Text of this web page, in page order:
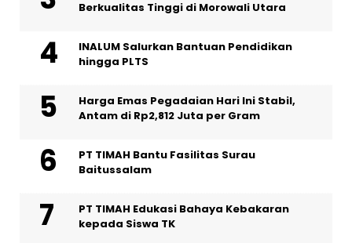
Berkualitas Tinggi di Morowali Utara
INALUM Salurkan Bantuan Pendidikan
hingga PLTS
Harga Emas Pegadaian Hari Ini Stabil,
Antam di Rp2,812 Juta per Gram
PT TIMAH Bantu Fasilitas Surau
Baitussalam
PT TIMAH Edukasi Bahaya Kebakaran
kepada Siswa TK